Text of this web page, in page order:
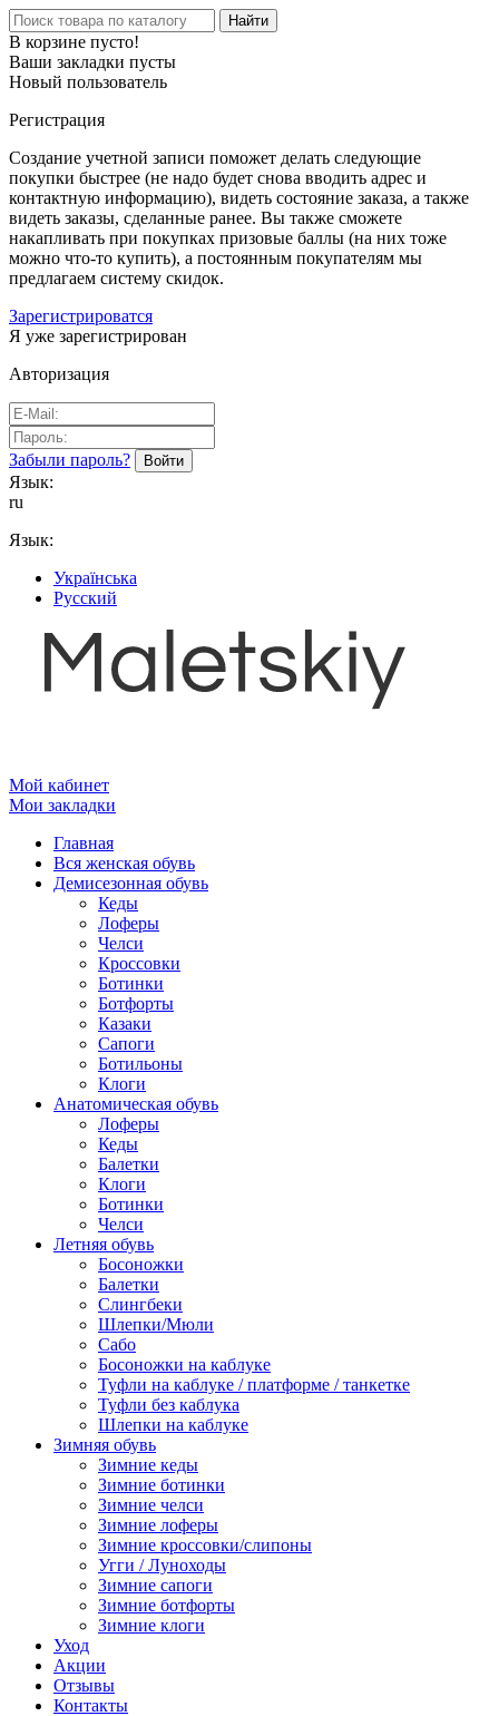
Найти
В корзине пусто!
Ваши закладки пусты
Новый пользователь
Регистрация
Создание учетной записи поможет делать следующие
покупки быстрее (не надо будет снова вводить адрес и
контактную информацию), видеть состояние заказа, а также
видеть заказы, сделанные ранее. Вы также сможете
накапливать при покупках призовые баллы (на них тоже
можно что-то купить), а постоянным покупателям мы
предлагаем систему скидок.
Зарегистрироватся
Я уже зарегистрирован
Авторизация
Забыли пароль?
Язык:
ru
Язык:
Українська
Русский
Мой кабинет
Мои закладки
Главная
Вся женская обувь
Демисезонная обувь
Кеды
Лоферы
Челси
Кроссовки
Ботинки
Ботфорты
Казаки
Сапоги
Ботильоны
Клоги
Анатомическая обувь
Лоферы
Кеды
Балетки
Клоги
Ботинки
Челси
Летняя обувь
Босоножки
Балетки
Слингбеки
Шлепки/Мюли
Сабо
Босоножки на каблуке
Туфли на каблуке / платформе / танкетке
Туфли без каблука
Шлепки на каблуке
Зимняя обувь
Зимние кеды
Зимние ботинки
Зимние челси
Зимние лоферы
Зимние кроссовки/слипоны
Угги / Луноходы
Зимние сапоги
Зимние ботфорты
Зимние клоги
Уход
Акции
Отзывы
Контакты